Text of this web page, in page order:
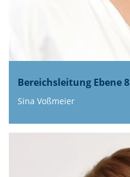
Bereichsleitung Ebene 8
Sina Voßmeier